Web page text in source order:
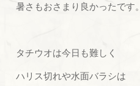
暑さもおさまり良かったです。
タチウオは今日も難しく
ハリス切れや水面バラシは